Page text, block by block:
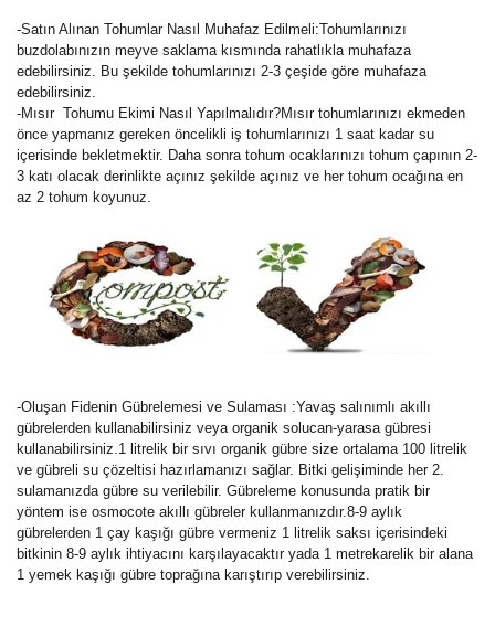
-Satın Alınan Tohumlar Nasıl Muhafaz Edilmeli:Tohumlarınızı
buzdolabınızın meyve saklama kısmında rahatlıkla muhafaza
edebilirsiniz. Bu şekilde tohumlarınızı 2-3 çeşide göre muhafaza
edebilirsiniz.
-Mısır Tohumu Ekimi Nasıl Yapılmalıdır?Mısır tohumlarınızı ekmeden
önce yapmanız gereken öncelikli iş tohumlarınızı 1 saat kadar su
içerisinde bekletmektir. Daha sonra tohum ocaklarınızı tohum çapının 2-
3 katı olacak derinlikte açınız şekilde açınız ve her tohum ocağına en
az 2 tohum koyunuz.
-Oluşan Fidenin Gübrelemesi ve Sulaması :Yavaş salınımlı akıllı
gübrelerden kullanabilirsiniz veya organik solucan-yarasa gübresi
kullanabilirsiniz.1 litrelik bir sıvı organik gübre size ortalama 100 litrelik
ve gübreli su çözeltisi hazırlamanızı sağlar. Bitki gelişiminde her 2.
sulamanızda gübre su verilebilir. Gübreleme konusunda pratik bir
yöntem ise osmocote akıllı gübreler kullanmanızdır.8-9 aylık
gübrelerden 1 çay kaşığı gübre vermeniz 1 litrelik saksı içerisindeki
bitkinin 8-9 aylık ihtiyacını karşılayacaktır yada 1 metrekarelik bir alana
1 yemek kaşığı gübre toprağına karıştırıp verebilirsiniz.